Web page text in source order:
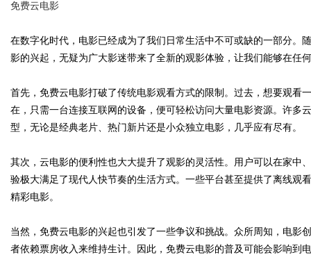
免费云电影
在数字化时代，电影已经成为了我们日常生活中不可或缺的一部分。
影的兴起，无疑为广大影迷带来了全新的观影体验，让我们能够在任
首先，免费云电影打破了传统电影观看方式的限制。过去，想要观看
在，只需一台连接互联网的设备，便可轻松访问大量电影资源。许多
型，无论是经典老片、热门新片还是小众独立电影，几乎应有尽有。
其次，云电影的便利性也大大提升了观影的灵活性。用户可以在家中
验极大满足了现代人快节奏的生活方式。一些平台甚至提供了离线观
精彩电影。
当然，免费云电影的兴起也引发了一些争议和挑战。众所周知，电影
者依赖票房收入来维持生计。因此，免费云电影的普及可能会影响到